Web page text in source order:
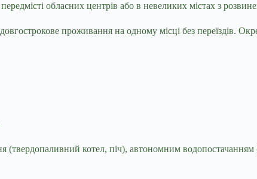
обласних центрів або в невеликих містах з
проживання на одному місці без переїздів.
котел, піч), автономним